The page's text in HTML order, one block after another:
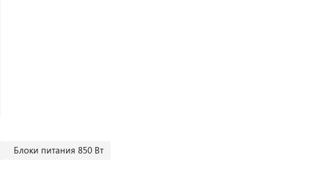
Блоки питания 850 Вт